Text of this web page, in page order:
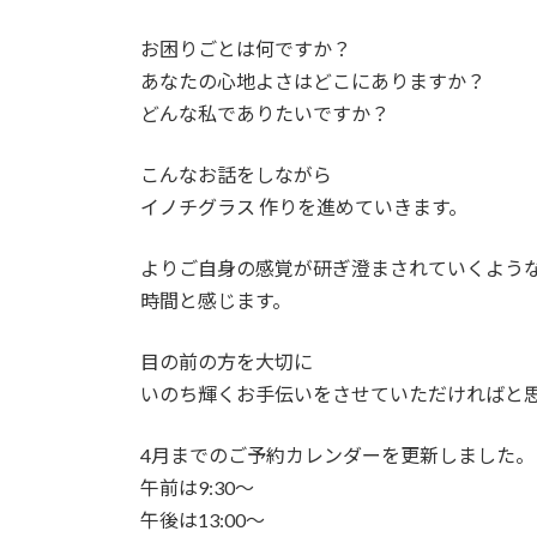
お困りごとは何ですか？
あなたの心地よさはどこにありますか？
どんな私でありたいですか？
こんなお話をしながら
イノチグラス 作りを進めていきます。
よりご自身の感覚が研ぎ澄まされていくよう
時間と感じます。
目の前の方を大切に
いのち輝くお手伝いをさせていただければと思
4月までのご予約カレンダーを更新しました。
午前は9:30〜
午後は13:00〜